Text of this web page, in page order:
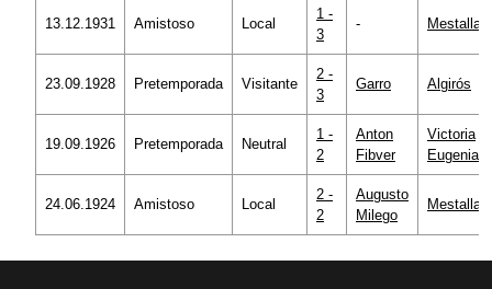
13.12.1931 Amistoso Local
1 -
3
- Mestalla
23.09.1928 Pretemporada Visitante
2 -
3
Garro Algirós
19.09.1926 Pretemporada Neutral
1 -
2
Anton
Fibver
Victoria
Eugenia
24.06.1924 Amistoso Local
2 -
2
Augusto
Milego
Mestalla